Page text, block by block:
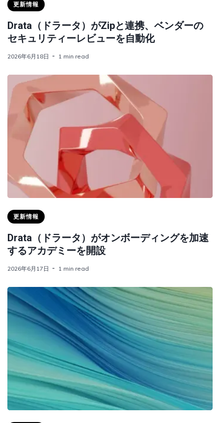
更新情報
Drata（ドラータ）がZipと連携、ベンダーの
セキュリティーレビューを自動化
2026年6月18日 1 min read
更新情報
Drata（ドラータ）がオンボーディングを加速
するアカデミーを開設
2026年6月17日 1 min read